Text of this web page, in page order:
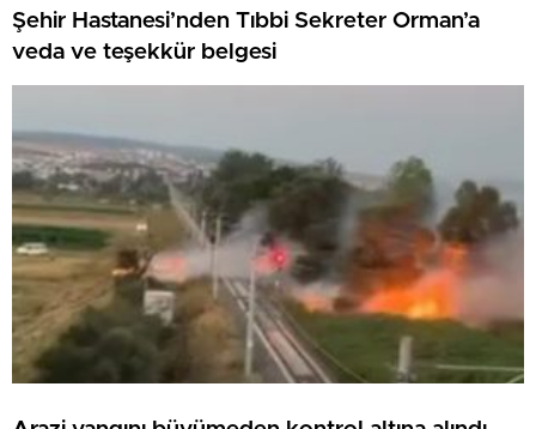
Şehir Hastanesi’nden Tıbbi Sekreter Orman’a
veda ve teşekkür belgesi